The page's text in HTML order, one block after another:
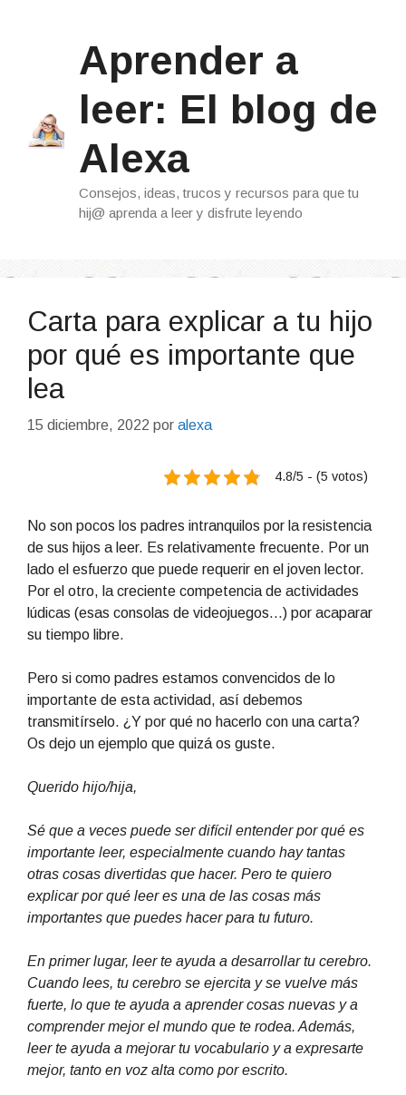
Aprender a
leer: El blog de
Alexa
Consejos, ideas, trucos y recursos para que tu
hij@ aprenda a leer y disfrute leyendo
Carta para explicar a tu hijo
por qué es importante que
lea
15 diciembre, 2022 por alexa
4.8/5 - (5 votos)
No son pocos los padres intranquilos por la resistencia
de sus hijos a leer. Es relativamente frecuente. Por un
lado el esfuerzo que puede requerir en el joven lector.
Por el otro, la creciente competencia de actividades
lúdicas (esas consolas de videojuegos…) por acaparar
su tiempo libre.
Pero si como padres estamos convencidos de lo
importante de esta actividad, así debemos
transmitírselo. ¿Y por qué no hacerlo con una carta?
Os dejo un ejemplo que quizá os guste.
Querido hijo/hija,
Sé que a veces puede ser difícil entender por qué es
importante leer, especialmente cuando hay tantas
otras cosas divertidas que hacer. Pero te quiero
explicar por qué leer es una de las cosas más
importantes que puedes hacer para tu futuro.
En primer lugar, leer te ayuda a desarrollar tu cerebro.
Cuando lees, tu cerebro se ejercita y se vuelve más
fuerte, lo que te ayuda a aprender cosas nuevas y a
comprender mejor el mundo que te rodea. Además,
leer te ayuda a mejorar tu vocabulario y a expresarte
mejor, tanto en voz alta como por escrito.